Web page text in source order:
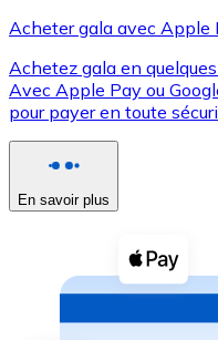
XRP
XRP
Voir toutes
Coupons crypto
Achetez des
Acheter avec
Acheter gala avec Apple
Achetez gala en
Avec Apple Pay ou
pour payer en toute
En savoir plus